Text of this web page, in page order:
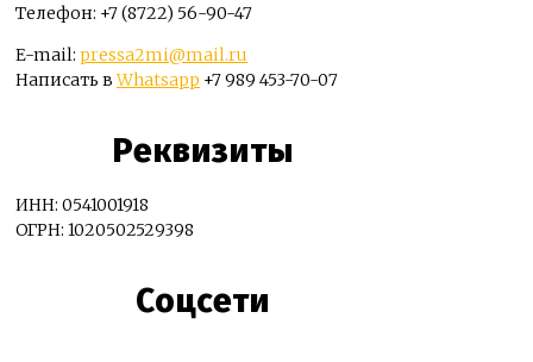
Телефон: +7 (8722) 56-90-47
E-mail: pressa2mi@mail.ru
Написать вWhatsapp +7 989 453-70-07
Реквизиты
ИНН: 0541001918
ОГРН: 1020502529398
Соцсети